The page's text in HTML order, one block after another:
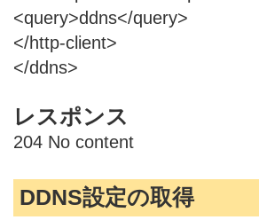
<query>ddns</query>
</http-client>
</ddns>
レスポンス
204 No content
DDNS設定の取得